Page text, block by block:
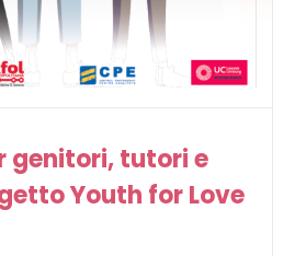
genitori, tutori e
Youth for Love